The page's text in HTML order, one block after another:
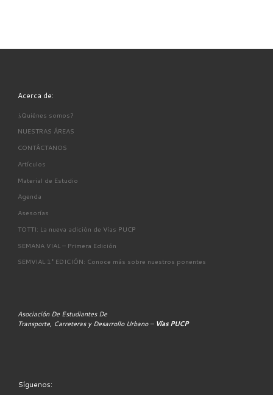
Acerca de:
¿Quiénes somos?
NUESTRAS ÁREAS
CONTÁCTANOS
Artículos
Material de Estudio
Agenda
Asesorías
TOTTI: La nueva adición de Vías PUCP
SEMANA VIAL – Primera Edición
SEMVIAL 1° EDICIÓN: Conoce más sobre nuestros ponentes
Asociación De Estudiantes De
Transporte, Carreteras y Desarrollo Urbano – Vías PUCP
Síguenos: